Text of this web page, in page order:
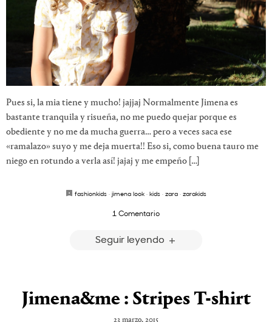
Pues si, la mia tiene y mucho! jajjaj Normalmente Jimena es
bastante tranquila y risueña, no me puedo quejar porque es
obediente y no me da mucha guerra… pero a veces saca ese
«ramalazo» suyo y me deja muerta!! Eso si, como buena tauro me
niego en rotundo a verla así! jajaj y me empeño […]
fashionkids · jimena look · kids · zara · zarakids
1 Comentario
Seguir leyendo
Jimena&me : Stripes T-shirt
23 marzo, 2015